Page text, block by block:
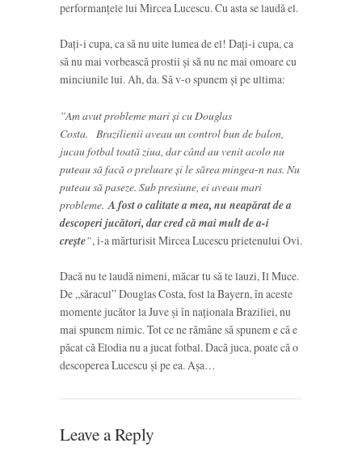
performanțele lui Mircea Lucescu. Cu asta se laudă el.
Dați-i cupa, ca să nu uite lumea de el! Dați-i cupa, ca
să nu mai vorbească prostii și să nu ne mai omoare cu
minciunile lui. Ah, da. Să v-o spunem și pe ultima:
”Am avut probleme mari și cu Douglas
Costa. Brazilienii aveau un control bun de balon,
jucau fotbal toată ziua, dar când au venit acolo nu
puteau să facă o preluare și le sărea mingea-n nas. Nu
puteau să paseze. Sub presiune, ei aveau mari
probleme. A fost o calitate a mea, nu neapărat de a
descoperi jucători, dar cred că mai mult de a-i
crește”, i-a mărturisit Mircea Lucescu prietenului Ovi.
Dacă nu te laudă nimeni, măcar tu să te lauzi, Il Muce.
De „săracul” Douglas Costa, fost la Bayern, în aceste
momente jucător la Juve și în naționala Braziliei, nu
mai spunem nimic. Tot ce ne rămâne să spunem e că e
păcat că Elodia nu a jucat fotbal. Dacă juca, poate că o
descoperea Lucescu și pe ea. Așa…
Leave a Reply